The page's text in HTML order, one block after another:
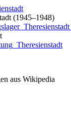
(1945–1948)
aus Wikipedia